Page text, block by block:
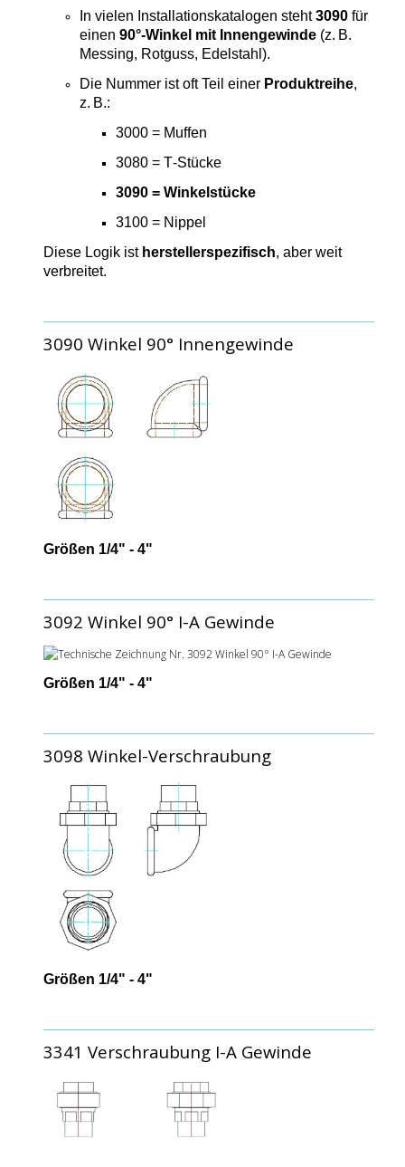
In vielen Installationskatalogen steht3090 für
einen 90°‑Winkel mit Innengewinde (z. B.
Messing, Rotguss, Edelstahl).
Die Nummer ist oft Teil einer Produktreihe,
z. B.:
3000 = Muffen
3080 = T‑Stücke
3090 = Winkelstücke
3100 = Nippel
Diese Logik ist herstellerspezifisch, aber weit
verbreitet.
3090 Winkel 90° Innengewinde
Größen 1/4" - 4"
3092 Winkel 90° I-A Gewinde
Größen 1/4" - 4"
3098 Winkel-Verschraubung
Größen 1/4" - 4"
3341 Verschraubung I-A Gewinde